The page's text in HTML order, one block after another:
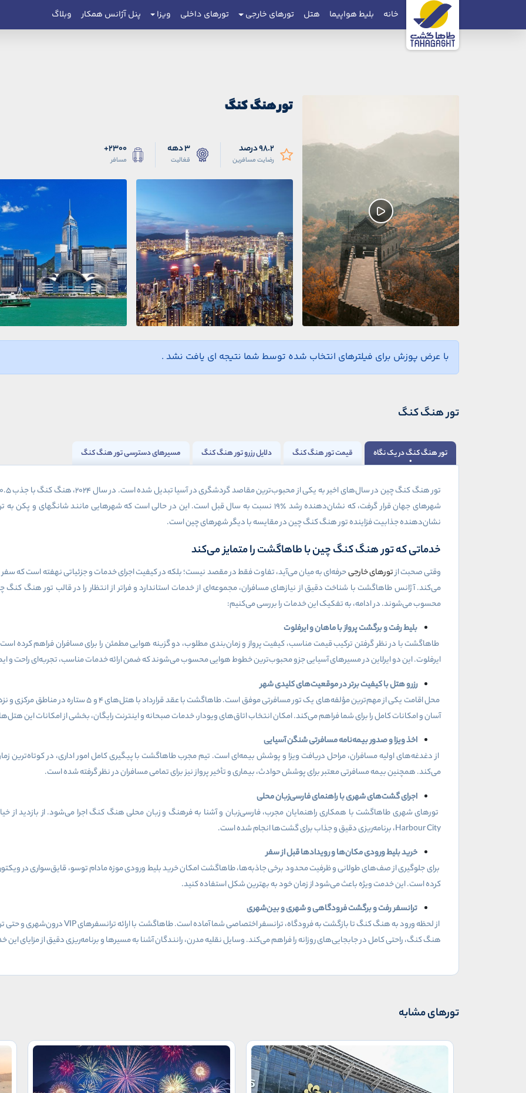
خانه بلیط هواپیما هتل تورهای خارجی تورهای داخلی ویزا پنل آژانس همکار وبلاگ
تور هنگ کنگ
98.2 درصد
رضایت مسافرین
3 دهه
قغالیت
2300+
مسافر
با عرض پوزش برای فیلترهای انتخاب شده توسط شما نتیجه ای یافت نشد .
تور هنگ کنگ
تور هنگ کنگ در یک نگاه قیمت تور هنگ کنگ دلایل رزرو تور هنگ کنگ مسیرهای دسترسی تور هنگ کنگ
تور هنگ کنگ چین در سال‌های اخیر به یکی از محبوب‌ترین مقاصد گردشگری در آسیا تبدیل شده است. در سال۲۰۲۴، هنگ کنگ با جذب
شهرهای جهان قرار گرفت، که نشان‌دهنده رشد ۱۹٪ نسبت به سال قبل است. این در حالی است که شهرهایی مانند شانگهای و پکن به
نشان‌دهنده جذابیت فزاینده تور هنگ کنگ چین در مقایسه با دیگر شهرهای چین است.
خدماتی که تور هنگ کنگ چین با طاهاگشت را متمایز می‌کند
وقتی صحبت ازتورهای خارجیحرفه‌ای به میان می‌آید، تفاوت فقط در مقصد نیست؛ بلکه در کیفیت اجرای خدمات و جزئیاتی نهفته است که سفر
می‌کند. آژانس طاهاگشت با شناخت دقیق از نیازهای مسافران، مجموعه‌ای از خدمات استاندارد و فراتر از انتظار را در قالب تور هنگ کنگ
محسوب می‌شوند. در ادامه، به تفکیک این خدمات را بررسی می‌کنیم:
بلیط رفت و برگشت پرواز با ماهان و ایرفلوت
طاهاگشت با در نظر گرفتن ترکیب قیمت مناسب، کیفیت پرواز و زمان‌بندی مطلوب، دو گزینه هوایی مطمئن را برای مسافران فراهم کرده
ایرفلوت. این دو ایرلاین در مسیرهای آسیایی جزو محبوب‌ترین خطوط هوایی محسوب می‌شوند که ضمن ارائه خدمات مناسب، تجربه‌ای راحت و
رزرو هتل با کیفیت برتر در موقعیت‌های کلیدی شهر
محل اقامت یکی از مهم‌ترین مؤلفه‌های یک تور مسافرتی موفق است. طاهاگشت با عقد قرارداد با هتل‌های۴و۵ستاره در مناطق مرکزی و
آسان و امکانات کامل را برای شما فراهم می‌کند. امکان انتخاب اتاق‌های ویو‌دار، خدمات صبحانه و اینترنت رایگان، بخشی از امکانات این
اخذ ویزا و صدور بیمه‌نامه مسافرتی شنگن آسیایی
از دغدغه‌های اولیه مسافران، مراحل دریافت ویزا و پوشش بیمه‌ای است. تیم مجرب طاهاگشت با پیگیری کامل امور اداری، در کوتاه‌ترین
می‌کند. همچنین بیمه مسافرتی معتبر برای پوشش حوادث، بیماری و تأخیر پرواز نیز برای تمامی مسافران در نظر گرفته شده است.
اجرای گشت‌های شهری با راهنمای فارسی‌زبان محلی
تورهای شهری طاهاگشت با همکاری راهنمایان مجرب، فارسی‌زبان و آشنا به فرهنگ و زبان محلی هنگ کنگ اجرا می‌شود. از بازدید از
Harbour City، برنامه‌ریزی دقیق و جذاب برای گشت‌ها انجام شده است.
خرید بلیط ورودی‌ مکان‌ها و رویدادها قبل از سفر
برای جلوگیری از صف‌های طولانی و ظرفیت محدود برخی جاذبه‌ها، طاهاگشت امکان خرید بلیط ورودی‌ موزه مادام توسو، قایق‌سواری در
کرده است. این خدمت ویژه باعث می‌شود از زمان خود به بهترین شکل استفاده کنید.
ترانسفر رفت و برگشت فرودگاهی و شهری و بین‌شهری
از لحظه ورود به هنگ کنگ تا بازگشت به فرودگاه، ترانسفر اختصاصی شما آماده است. طاهاگشت با ارائه ترانسفرهایVIPدرون‌شهری و حتی
هنگ کنگ، راحتی کامل در جابجایی‌های روزانه را فراهم می‌کند. وسایل نقلیه مدرن، رانندگان آشنا به مسیرها و برنامه‌ریزی دقیق از مزایای
تورهای مشابه